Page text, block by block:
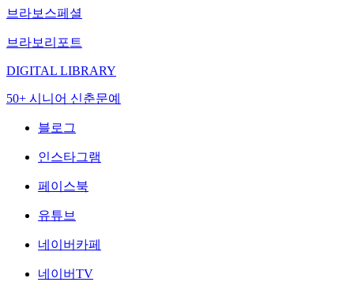
브라보스페셜
브라보리포트
DIGITAL LIBRARY
50+ 시니어 신춘문예
블로그
인스타그램
페이스북
유튜브
네이버카페
네이버TV